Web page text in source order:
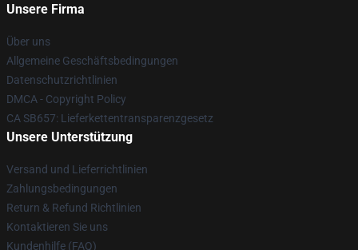
Unsere Firma
Über uns
Allgemeine Geschäftsbedingungen
Datenschutzrichtlinien
DMCA - Copyright Policy
CA SB657: Lieferkettentransparenzgesetz
Unsere Unterstützung
Versand und Lieferrichtlinien
Zahlungsbedingungen
Return & Refund Richtlinien
Kontaktieren Sie uns
Kundenhilfe (FAQ)